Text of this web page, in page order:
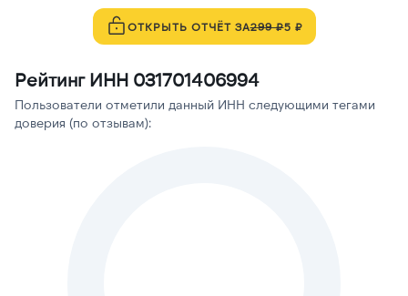
ОТКРЫТЬ ОТЧЁТ ЗА299 ₽5 ₽
Рейтинг ИНН 031701406994
Пользователи отметили данный ИНН следующими тегами
доверия (по отзывам):